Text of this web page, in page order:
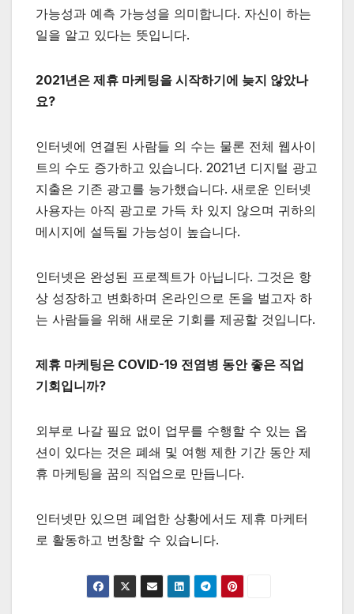
가능성과 예측 가능성을 의미합니다. 자신이 하는
일을 알고 있다는 뜻입니다.
2021년은 제휴 마케팅을 시작하기에 늦지 않았나
요?
인터넷에 연결된 사람들 의 수는 물론 전체 웹사이
트의 수도 증가하고 있습니다. 2021년 디지털 광고
지출은 기존 광고를 능가했습니다. 새로운 인터넷
사용자는 아직 광고로 가득 차 있지 않으며 귀하의
메시지에 설득될 가능성이 높습니다.
인터넷은 완성된 프로젝트가 아닙니다. 그것은 항
상 성장하고 변화하며 온라인으로 돈을 벌고자 하
는 사람들을 위해 새로운 기회를 제공할 것입니다.
제휴 마케팅은 COVID-19 전염병 동안 좋은 직업
기회입니까?
외부로 나갈 필요 없이 업무를 수행할 수 있는 옵
션이 있다는 것은 폐쇄 및 여행 제한 기간 동안 제
휴 마케팅을 꿈의 직업으로 만듭니다.
인터넷만 있으면 폐업한 상황에서도 제휴 마케터
로 활동하고 번창할 수 있습니다.